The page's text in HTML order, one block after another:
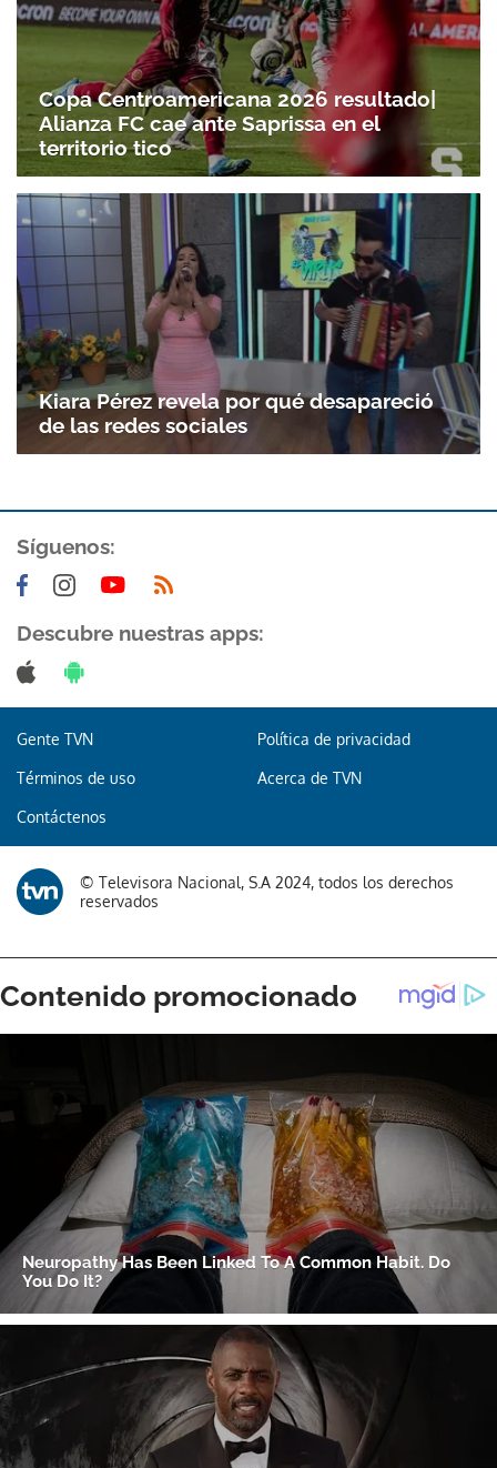
Gracias por suscribirte a nuestro boletín.
ACEPTAR
Copa Centroamericana 2026 resultado|
Alianza FC cae ante Saprissa en el
territorio tico
Kiara Pérez revela por qué desapareció
de las redes sociales
Síguenos:
Descubre nuestras apps:
Gente TVN Política de privacidad
Términos de uso Acerca de TVN
Contáctenos
© Televisora Nacional, S.A 2024, todos los derechos
reservados